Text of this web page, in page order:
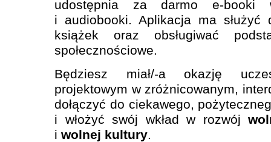
udostępnia za darmo e-booki
i audiobooki. Aplikacja ma służyć
książek oraz obsługiwać
społecznościowe.
Będziesz miał/-a okazję
projektowym w zróżnicowanym,
dołączyć do ciekawego,
i włożyć swój wkład w rozwój
i wolnej kultury.